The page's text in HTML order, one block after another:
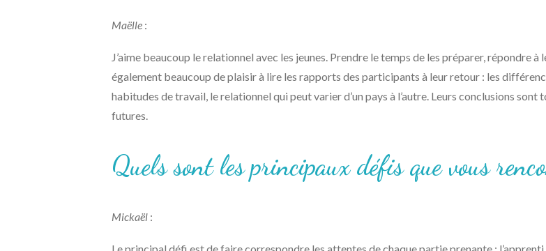
Maëlle :
J’aime beaucoup le relationnel avec les jeunes. Prendre le temps de les préparer, répondre
également beaucoup de plaisir à lire les rapports des participants à leur retour : les
habitudes de travail, le relationnel qui peut varier d’un pays à l’autre. Leurs conclusions
futures.
Quels sont les principaux défis que vous
Mickaël :